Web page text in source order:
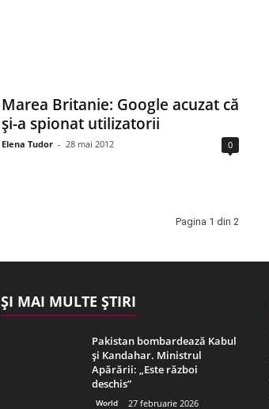
Marea Britanie: Google acuzat că
şi-a spionat utilizatorii
Elena Tudor - 28 mai 2012 0
Pagina 1 din 2
ȘI MAI MULTE ȘTIRI
Pakistan bombardează Kabul
și Kandahar. Ministrul
Apărării: „Este război
deschis”
World 27 februarie 2026